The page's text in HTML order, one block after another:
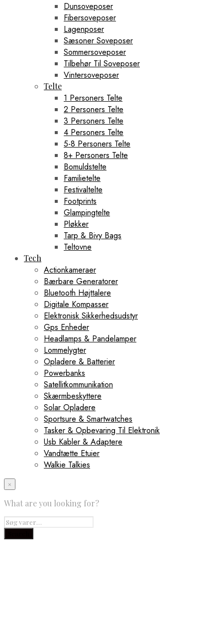
Dunsoveposer
Fibersoveposer
Lagenposer
Sæsoner Soveposer
Sommersoveposer
Tilbehør Til Soveposer
Vintersoveposer
Telte
1 Personers Telte
2 Personers Telte
3 Personers Telte
4 Personers Telte
5-8 Personers Telte
8+ Personers Telte
Bomuldstelte
Familietelte
Festivaltelte
Footprints
Glampingtelte
Pløkker
Tarp & Bivy Bags
Teltovne
Tech
Actionkameraer
Bærbare Generatorer
Bluetooth Højttalere
Digitale Kompasser
Elektronisk Sikkerhedsudstyr
Gps Enheder
Headlamps & Pandelamper
Lommelygter
Opladere & Batterier
Powerbanks
Satellitkommunikation
Skærmbeskyttere
Solar Opladere
Sportsure & Smartwatches
Tasker & Opbevaring Til Elektronik
Usb Kabler & Adaptere
Vandtætte Etuier
Walkie Talkies
×
What are you looking for?